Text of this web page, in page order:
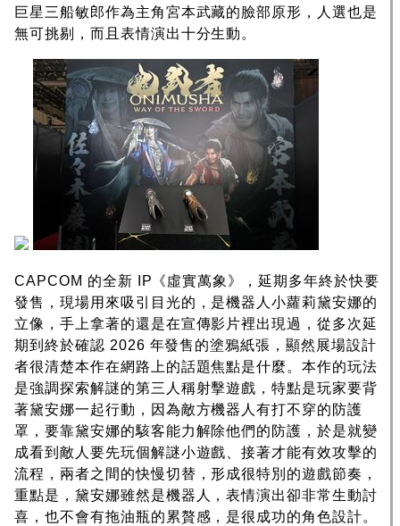
巨星三船敏郎作為主角宮本武藏的臉部原形，人選也是
無可挑剔，而且表情演出十分生動。
CAPCOM 的全新 IP《虛實萬象》，延期多年終於快要
發售，現場用來吸引目光的，是機器人小蘿莉黛安娜的
立像，手上拿著的還是在宣傳影片裡出現過，從多次延
期到終於確認 2026 年發售的塗鴉紙張，顯然展場設計
者很清楚本作在網路上的話題焦點是什麼。本作的玩法
是強調探索解謎的第三人稱射擊遊戲，特點是玩家要背
著黛安娜一起行動，因為敵方機器人有打不穿的防護
罩，要靠黛安娜的駭客能力解除他們的防護，於是就變
成看到敵人要先玩個解謎小遊戲、接著才能有效攻擊的
流程，兩者之間的快慢切替，形成很特別的遊戲節奏，
重點是，黛安娜雖然是機器人，表情演出卻非常生動討
喜，也不會有拖油瓶的累贅感，是很成功的角色設計。